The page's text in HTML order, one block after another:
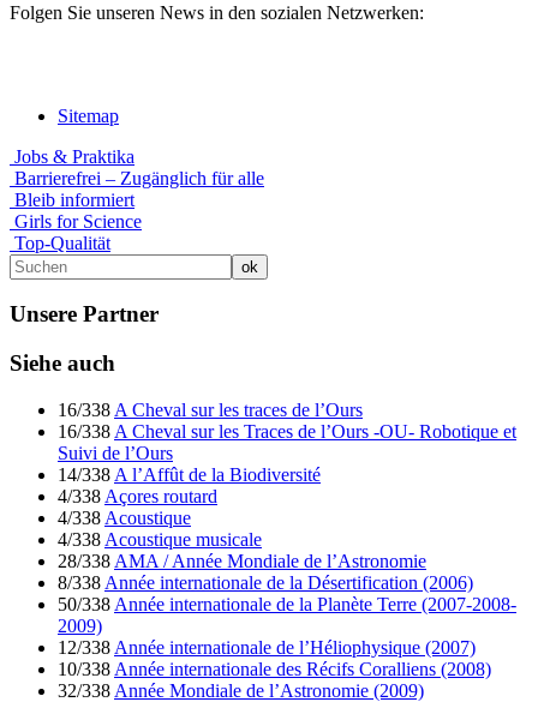
Folgen Sie unseren News in den sozialen Netzwerken:
Sitemap
Jobs & Praktika
Barrierefrei – Zugänglich für alle
Bleib informiert
Girls for Science
Top-Qualität
Unsere Partner
Siehe auch
16/338 A Cheval sur les traces de l’Ours
16/338 A Cheval sur les Traces de l’Ours -OU- Robotique et
Suivi de l’Ours
14/338 A l’Affût de la Biodiversité
4/338 Açores routard
4/338 Acoustique
4/338 Acoustique musicale
28/338 AMA / Année Mondiale de l’Astronomie
8/338 Année internationale de la Désertification (2006)
50/338 Année internationale de la Planète Terre (2007-2008-
2009)
12/338 Année internationale de l’Héliophysique (2007)
10/338 Année internationale des Récifs Coralliens (2008)
32/338 Année Mondiale de l’Astronomie (2009)